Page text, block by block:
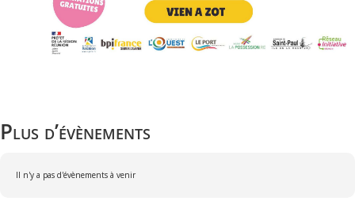
Plus d’évènements
Il n'y a pas d'évènements à venir